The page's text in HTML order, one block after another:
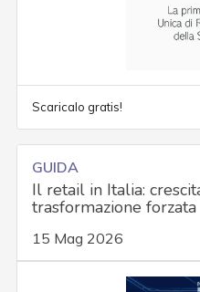
Scaricalo gratis!
GUIDA
Il retail in Italia:
trasformazione forzata
15 Mag 2026